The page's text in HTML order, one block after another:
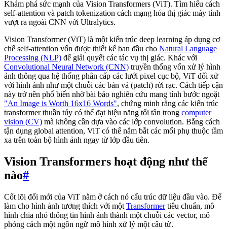
Khám phá sức mạnh của Vision Transformers (ViT). Tìm hiểu cách
self-attention và patch tokenization cách mạng hóa thị giác máy tính
vượt ra ngoài CNN với Ultralytics.
Vision Transformer (ViT) là một kiến trúc deep learning áp dụng cơ
chế self-attention vốn được thiết kế ban đầu cho Natural Language
Processing (NLP) để giải quyết các tác vụ thị giác. Khác với
Convolutional Neural Network (CNN) truyền thống vốn xử lý hình
ảnh thông qua hệ thống phân cấp các lưới pixel cục bộ, ViT đối xử
với hình ảnh như một chuỗi các bản vá (patch) rời rạc. Cách tiếp cận
này trở nên phổ biến nhờ bài báo nghiên cứu mang tính bước ngoặt
"An Image is Worth 16x16 Words", chứng minh rằng các kiến trúc
transformer thuần túy có thể đạt hiệu năng tối tân trong computer
vision (CV) mà không cần dựa vào các lớp convolution. Bằng cách
tận dụng global attention, ViT có thể nắm bắt các mối phụ thuộc tầm
xa trên toàn bộ hình ảnh ngay từ lớp đầu tiên.
Vision Transformers hoạt động như thế
nào#
Cốt lõi đổi mới của ViT nằm ở cách nó cấu trúc dữ liệu đầu vào. Để
làm cho hình ảnh tương thích với một Transformertiêu chuẩn, mô
hình chia nhỏ thông tin hình ảnh thành một chuỗi các vector, mô
phỏng cách một ngôn ngữ mô hình xử lý một câu từ.